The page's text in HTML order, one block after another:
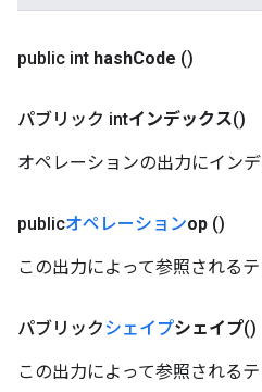
public int hashCode ()
パブリック intインデックス()
オペレーションの出力にインデ
publicオペレーションop ()
この出力によって参照される
パブリックシェイプシェイプ()
この出力によって参照される